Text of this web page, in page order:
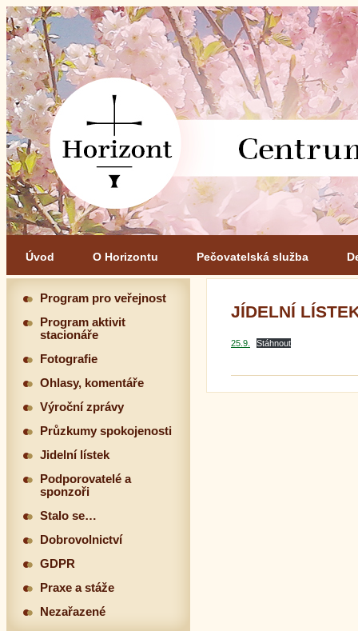
Úvod O Horizontu Pečovatelská služba
JÍDELNÍ
25.9. Stáhnout
Program pro veřejnost
Program aktivit
stacionáře
Fotografie
Ohlasy, komentáře
Výroční zprávy
Průzkumy spokojenosti
Jidelní lístek
Podporovatelé a
sponzoři
Stalo se…
Dobrovolnictví
GDPR
Praxe a stáže
Nezařazené